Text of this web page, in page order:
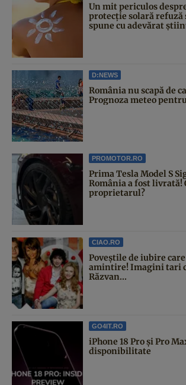
Un mit periculos
protecție solară refuză
spune cu adevărat
D:NEWS
România nu scapă de
Prognoza meteo
PROMOTOR.RO
Prima Tesla Model S
România a fost livrată!
proprietarul?
CIAO.RO
Poveştile de iubire
amintire! Imagini tari
Răzvan...
GO4IT.RO
iPhone 18 Pro și Pro
disponibilitate